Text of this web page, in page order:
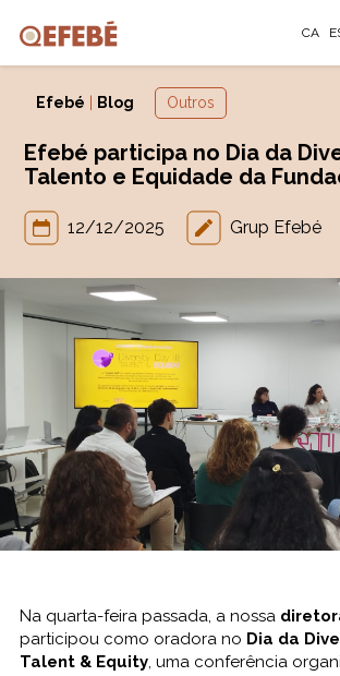
CA
Efebé Blog Outros
Efebé participa no Dia da
Talento e Equidade da
12/12/2025 Grup Efebé
Na quarta-feira passada, a nossa
participou como oradora no Dia da
Talent & Equity, uma conferência